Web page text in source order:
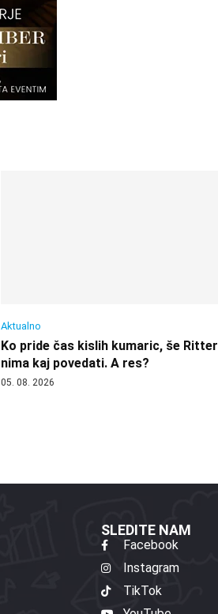
Aktualno
Ko pride čas kislih kumaric, še Ritter
nima kaj povedati. A res?
05. 08. 2026
SLEDITE NAM
Facebook
Instagram
TikTok